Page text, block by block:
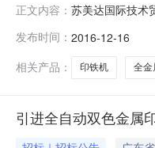
正文内容： 苏美达国际技术
招标内容招标项
自动双色
发布时间： 2016-12-16
相关产品：
印铁机 全金
引进全自动双色金属